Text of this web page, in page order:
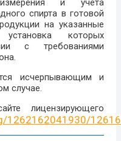
и учета
спирта в готовой
на указанные
установка которых
с требованиями
исчерпывающим и
случае.
лицензирующего
1262162041930/